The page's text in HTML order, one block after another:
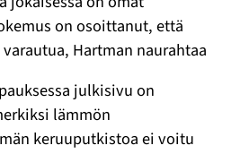
on osoittanut, että
Hartman naurahtaa
julkisivu on
lämmön
keruuputkistoa ei voitu